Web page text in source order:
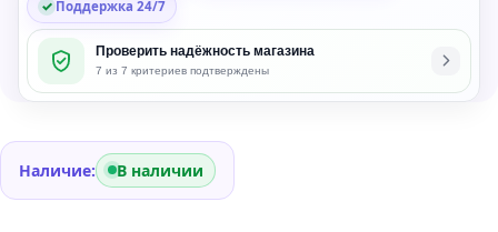
Поддержка 24/7
Проверить надёжность магазина
7 из 7 критериев подтверждены
Наличие: В наличии